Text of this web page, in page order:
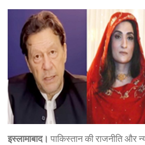
इस्लामाबाद।पाकिस्तान की राजनीति और